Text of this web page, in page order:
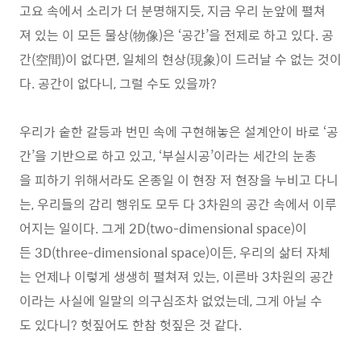
고요 속에서 소리가 더 분명해지듯, 지금 우리 눈앞에 펼쳐
져 있는 이 모든 물상(物像)은 ‘공간’을 전제로 하고 있다. 공
간(空間)이 없다면, 일체의 현상(現象)이 드러날 수 없는 것이
다. 공간이 없다니, 그럴 수도 있을까?
우리가 숱한 갈등과 번민 속에 구현해놓은 설계안이 바로 ‘공
간’을 기반으로 하고 있고, ‘부실시공’이라는 세간의 눈총
을 피하기 위해서라도 온종일 이 현장 저 현장을 누비고 다니
는, 우리들의 감리 행위도 모두 다 3차원의 공간 속에서 이루
어지는 일이다. 그게 2D(two-dimensional space)이
든 3D(three-dimensional space)이든, 우리의 삶터 자체
는 언제나 이렇게 생생히 펼쳐져 있는, 이른바 3차원의 공간
이라는 사실에 일말의 의구심조차 없었는데, 그게 아닐 수
도 있다니? 헛짚어도 한참 헛짚은 것 같다.